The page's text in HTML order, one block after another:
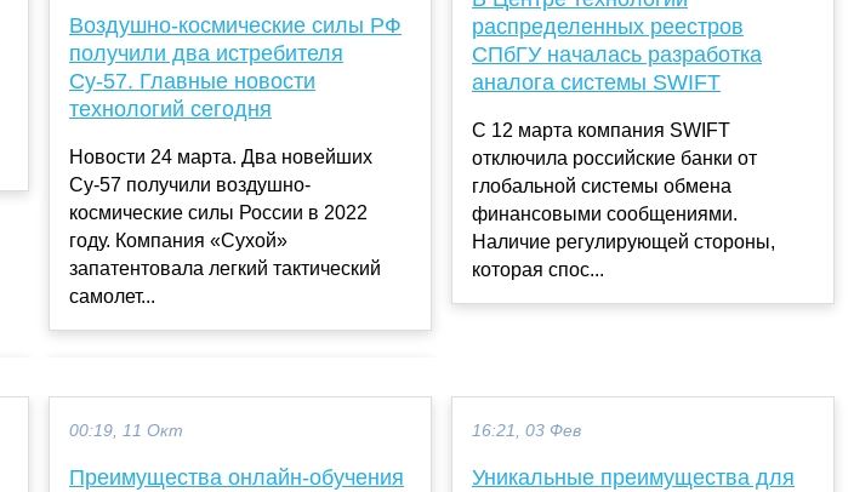
Воздушно-космические силы РФ
получили два истребителя
Су-57. Главные новости
технологий сегодня
Новости 24 марта. Два новейших
Су-57 получили воздушно-
космические силы России в 2022
году. Компания «Сухой»
запатентовала легкий тактический
самолет...
распределенных реестров
СПбГУ началась разработка
аналога системы SWIFT
С 12 марта компания SWIFT
отключила российские банки от
глобальной системы обмена
финансовыми сообщениями.
Наличие регулирующей стороны,
которая спос...
00:19, 11 Окт
Преимущества онлайн-обучения
16:21, 03 Фев
Уникальные преимущества для